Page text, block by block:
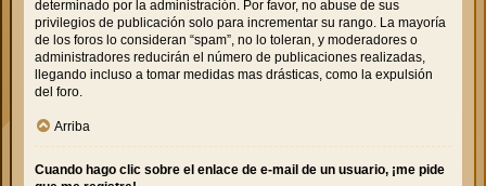
determinado por la administración. Por favor, no abuse de sus
privilegios de publicación solo para incrementar su rango. La mayoría
de los foros lo consideran “spam”, no lo toleran, y moderadores o
administradores reducirán el número de publicaciones realizadas,
llegando incluso a tomar medidas mas drásticas, como la expulsión
del foro.
Arriba
Cuando hago clic sobre el enlace de e-mail de un usuario, ¡me pide